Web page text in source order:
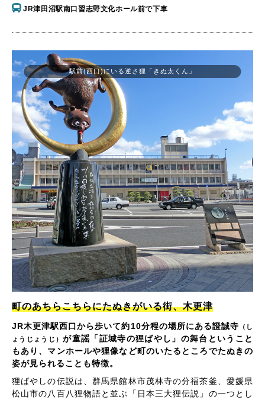
JR津田沼駅南口習志野文化ホール前で下車
駅前(西口)にいる逆さ狸「きぬ太くん」
町のあちらこちらにたぬきがいる街、木更津
JR木更津駅西口から歩いて約10分程の場所にある證誠寺 （し
ょうじょうじ）が童謡「証城寺の狸ばやし」の舞台ということ
もあり、マンホールや狸像など町のいたるところでたぬきの
姿が見られることも特徴。
狸ばやしの伝説は、群馬県館林市茂林寺の分福茶釜、愛媛県
松山市の八百八狸物語と並ぶ「日本三大狸伝説」の一つとし